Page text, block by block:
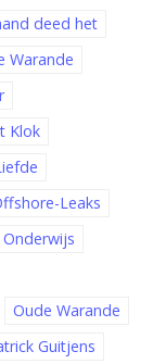
deed het
Warande
Klok
Leaks
Onderwijs
Oude Warande
Guitjens